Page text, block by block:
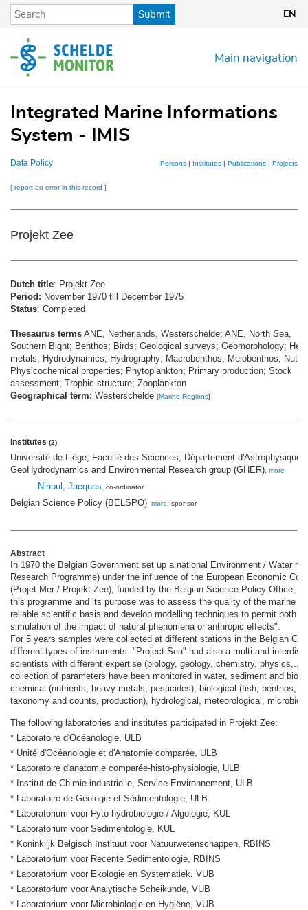
Skip
content
Submit EN
Main navigation
Integrated Marine Informations
System - IMIS
Data Policy Persons | Institutes | Publications | Projects
[ report an error in this record ]
Projekt Zee
Dutch title: Projekt Zee
Period: November 1970 till December 1975
Status: Completed
Thesaurus terms ANE, Netherlands, Westerschelde; ANE, North Sea,
Southern Bight; Benthos; Birds; Geological surveys; Geomorphology;
metals; Hydrodynamics; Hydrography; Macrobenthos; Meiobenthos;
Physicochemical properties; Phytoplankton; Primary production; Stock
assessment; Trophic structure; Zooplankton
Geographical term: Westerschelde [Marine Regions]
Institutes (2)
Université de Liège; Faculté des Sciences; Département d'Astrophysique,
GeoHydrodynamics and Environmental Research group (GHER) more
Nihoul, Jacques , co-ordinator
Belgian Science Policy (BELSPO) more , sponsor
Abstract
In 1970 the Belgian Government set up a national Environment / Water
Research Programme) under the influence of the European Economic
(Projet Mer / Projekt Zee), funded by the Belgian Science Policy Office,
this programme and its purpose was to assess the quality of the marine
reliable scientific basis and develop modelling techniques to permit both
simulation of the impact of natural phenomena or anthropic effects".
For 5 years samples were collected at different stations in the Belgian
different types of instruments. "Project Sea" had also a multi-and
scientists with different expertise (biology, geology, chemistry,
collection of parameters have been monitored in water, sediment and
chemical (nutrients, heavy metals, pesticides), biological (fish, benthos,
taxonomy and counts, production), hydrological, meteorological,
The following laboratories and institutes participated in Projekt Zee:
* Laboratoire d'Océanologie, ULB
* Unité d'Océanologie et d'Anatomie comparée, ULB
* Laboratoire d'anatomie comparée-histo-physiologie, ULB
* Institut de Chimie industrielle, Service Environnement, ULB
* Laboratoire de Géologie et Sédimentologie, ULB
* Laboratorium voor Fyto-hydrobiologie / Algologie, KUL
* Laboratorium voor Sedimentologie, KUL
* Koninklijk Belgisch Instituut voor Natuurwetenschappen, RBINS
* Laboratorium voor Recente Sedimentologie, RBINS
* Laboratorium voor Ekologie en Systematiek, VUB
* Laboratorium voor Analytische Scheikunde, VUB
* Laboratorium voor Microbiologie en Hygiëne, VUB